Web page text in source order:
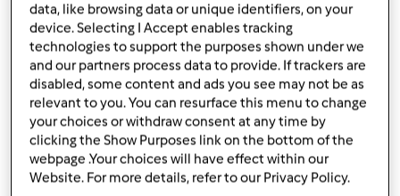
Góra strony
Zalogujlub zarejestruj sięaby dodawać
komentarze
magi1 (niezweryfikowany)
data, like browsing data or unique identifiers, on your
device. Selecting I Accept enables tracking
technologies to support the purposes shown under we
and our partners process data to provide. If trackers are
disabled, some content and ads you see may not be as
relevant to you. You can resurface this menu to change
your choices or withdraw consent at any time by
clicking the Show Purposes link on the bottom of the
webpage .Your choices will have effect within our
Website. For more details, refer to our Privacy Policy.